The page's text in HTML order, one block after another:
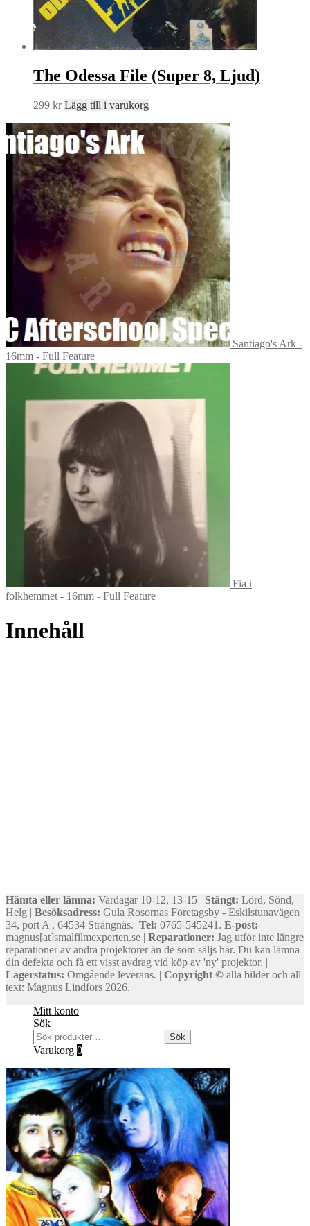
The Odessa File (Super 8, Ljud)
299 kr Lägg till i varukorg
Santiago's Ark -
16mm - Full Feature
Fia i
folkhemmet - 16mm - Full Feature
Innehåll
Hämta eller lämna: Vardagar 10-12, 13-15 | Stängt: Lörd, Sönd,
Helg | Besöksadress: Gula Rosornas Företagsby - Eskilstunavägen
34, port A , 64534 Strängnäs. Tel: 0765-545241. E-post:
magnus[at]smalfilmexperten.se | Reparationer: Jag utför inte längre
reparationer av andra projektorer än de som säljs här. Du kan lämna
din defekta och få ett visst avdrag vid köp av 'ny' projektor. |
Lagerstatus: Omgående leverans. | Copyright © alla bilder och all
text: Magnus Lindfors 2026.
Mitt konto
Sök
Sök
efter:
Sök
Varukorg 0